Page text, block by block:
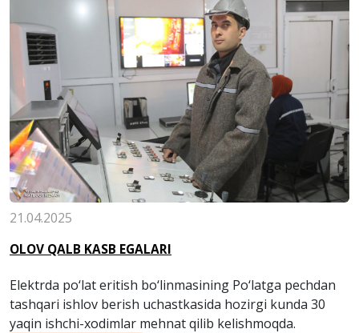
21.04.2025
OLOV QALB KASB EGALARI
Elektrda po‘lat eritish bo‘linmasining Po‘latga pechdan
tashqari ishlov berish uchastkasida hozirgi kunda 30
yaqin ishchi-xodimlar mehnat qilib kelishmoqda.